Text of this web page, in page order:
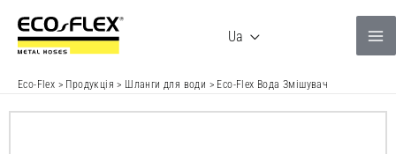
вмісту
Ua
Eco-Flex > Продукція > Шланги для води > Eco-Flex Вода Змішувач